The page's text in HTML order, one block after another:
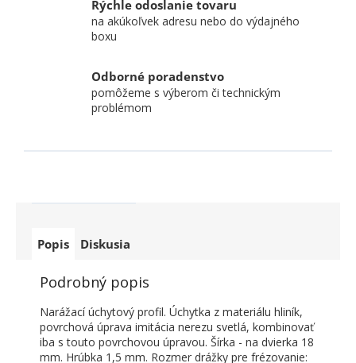
Rýchle odoslanie tovaru
na akúkoľvek adresu nebo do výdajného
boxu
Odborné poradenstvo
pomôžeme s výberom či technickým
problémom
Popis Diskusia
Podrobný popis
Narážací úchytový profil. Úchytka z materiálu hliník,
povrchová úprava imitácia nerezu svetlá, kombinovať
iba s touto povrchovou úpravou. Šírka - na dvierka 18
mm. Hrúbka 1,5 mm. Rozmer drážky pre frézovanie: